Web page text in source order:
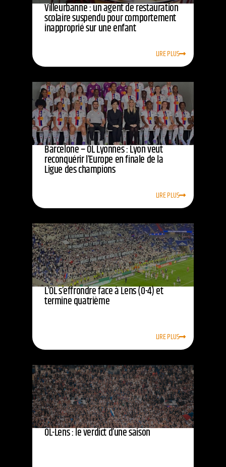
Villeurbanne : un agent de restauration
scolaire suspendu pour comportement
inapproprié sur une enfant
LIRE PLUS
Barcelone – OL Lyonnes : Lyon veut
reconquérir l’Europe en finale de la
Ligue des champions
LIRE PLUS
L’OL s’effrondre face à Lens (0-4) et
termine quatrième
LIRE PLUS
OL-Lens : le verdict d’une saison